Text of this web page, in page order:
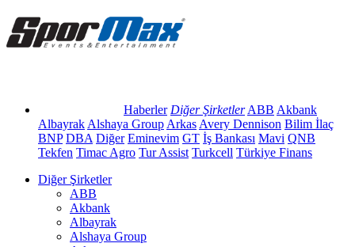
Haberler Diğer Şirketler ABB Akbank
Albayrak Alshaya Group Arkas Avery Dennison Bilim İlaç
BNP DBA Diğer Eminevim GT İş Bankası Mavi QNB
Tekfen Timac Agro Tur Assist Turkcell Türkiye Finans
Diğer Şirketler
ABB
Akbank
Albayrak
Alshaya Group